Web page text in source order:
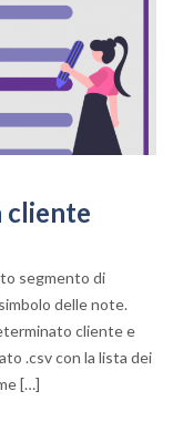
cliente
segmento di
delle note.
cliente e
.csv con la lista dei
[…]